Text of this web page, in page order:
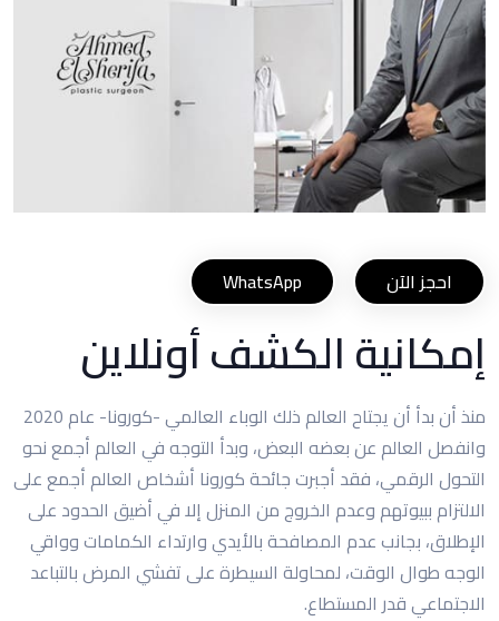
احجز الآن WhatsApp
إمكانية الكشف أونلاين
منذ أن بدأ أن يجتاح العالم ذلك الوباء العالمي -كورونا- عام 2020
وانفصل العالم عن بعضه البعض، وبدأ التوجه في العالم أجمع نحو
التحول الرقمي، فقد أجبرت جائحة كورونا أشخاص العالم أجمع على
الالتزام ببيوتهم وعدم الخروج من المنزل إلا في أضيق الحدود على
الإطلاق، بجانب عدم المصافحة بالأيدي وارتداء الكمامات وواقي
الوجه طوال الوقت، لمحاولة السيطرة على تفشي المرض بالتباعد
الاجتماعي قدر المستطاع.